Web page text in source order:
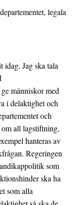
legala
Jag ska tala
människor med
i delaktighet och
och
om all lagstiftning,
hanteras av
Regeringen
som
ska ha
som alla